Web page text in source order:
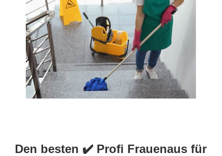
Den besten ✔️ Profi Frauenaus für